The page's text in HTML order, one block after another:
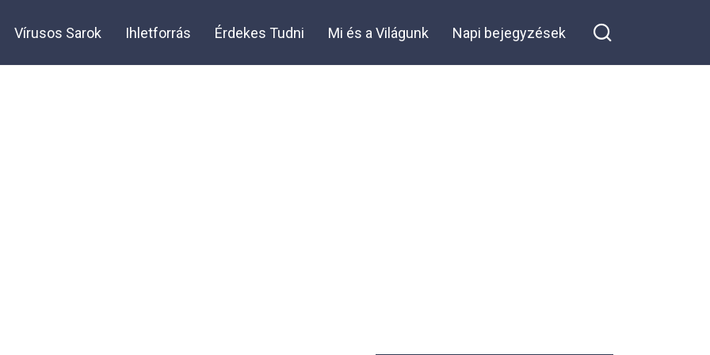
Vírusos Sarok Ihletforrás Érdekes Tudni Mi és a Világunk Napi bejegyzéseka teremben, de a
mindenkit